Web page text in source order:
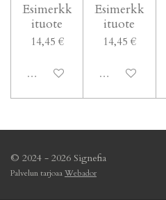
Esimerkk
ituote
14,45 €
Pois käytöstä
Esimerkk
ituote
14,45 €
Pois käytöstä
© 2024 - 2026 Signefia
Palvelun tarjoaaWebador